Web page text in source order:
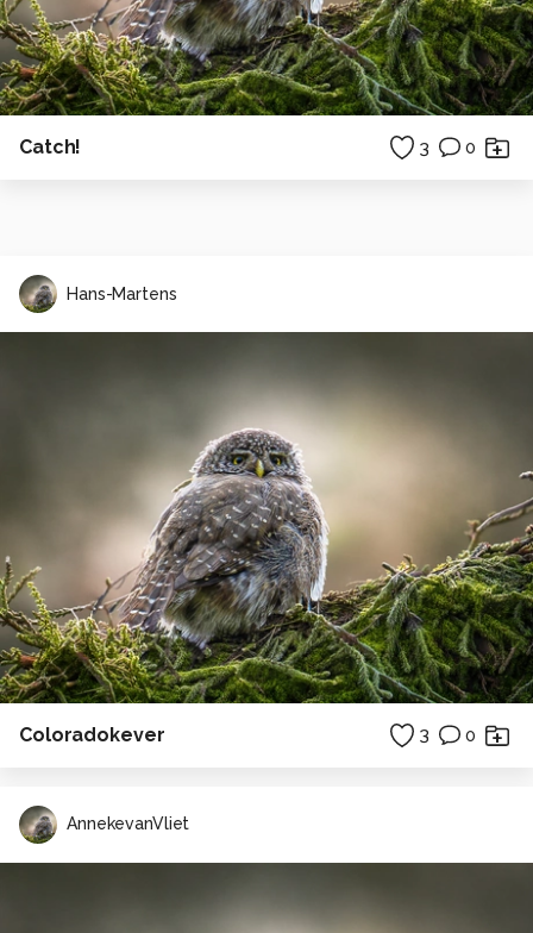
Catch! 3 0
Hans-Martens
Coloradokever 3 0
AnnekevanVliet